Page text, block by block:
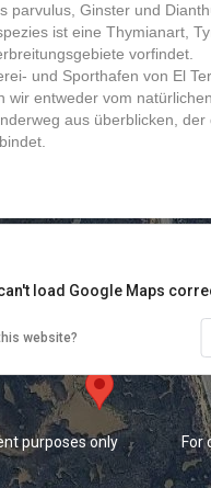
parvulus, Ginster und
ist eine Thymianart,
vorfindet.
und Sporthafen von El
wir entweder vom
aus überblicken,
purposes only For
load Google Maps
website?